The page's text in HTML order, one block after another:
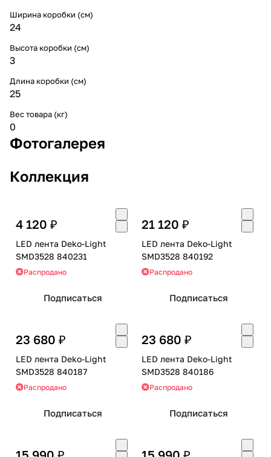
Ширина коробки (см)
24
Высота коробки (см)
3
Длина коробки (см)
25
Вес товара (кг)
0
Фотогалерея
Коллекция
4 120 ₽
LED лента Deko-Light
SMD3528 840231
Распродано
Подписаться
21 120 ₽
LED лента Deko-Light
SMD3528 840192
Распродано
Подписаться
23 680 ₽
LED лента Deko-Light
SMD3528 840187
Распродано
Подписаться
23 680 ₽
LED лента Deko-Light
SMD3528 840186
Распродано
Подписаться